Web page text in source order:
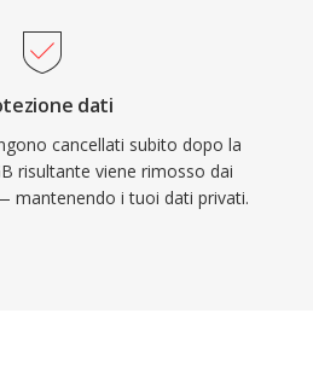
dati
cancellati subito dopo la
risultante viene rimosso dai
mantenendo i tuoi dati privati.